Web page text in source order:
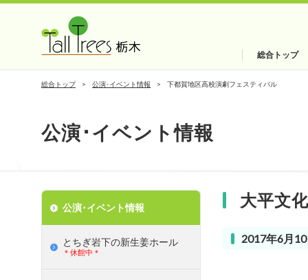
総合トップ
総合トップ 公演･イベント情報 下都賀地区高校演劇フェスティバル
公演･イベント情報
大平文
2017年6月
公演･イベント情報
とちぎ岩下の新⽣姜ホール
＊休館中＊